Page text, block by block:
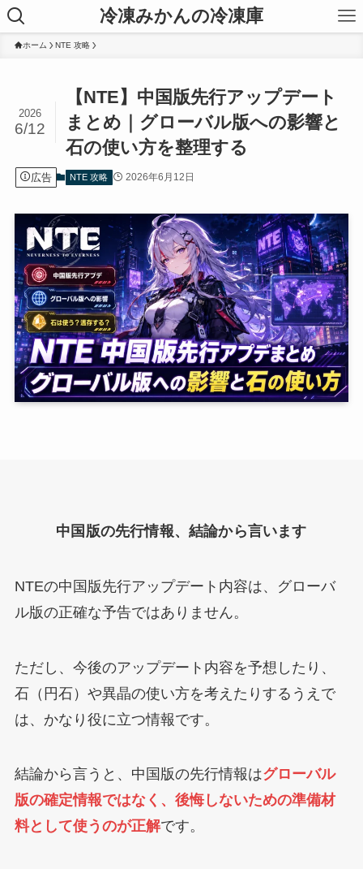
冷凍みかんの冷凍庫
ホーム NTE 攻略
【NTE】中国版先行アップデート
まとめ｜グローバル版への影響と
石の使い方を整理する
2026
6/12
広告 NTE 攻略 2026年6月12日
中国版の先行情報、結論から言います
NTEの中国版先行アップデート内容は、グローバ
ル版の正確な予告ではありません。
ただし、今後のアップデート内容を予想したり、
石（円石）や異晶の使い方を考えたりするうえで
は、かなり役に立つ情報です。
結論から言うと、中国版の先行情報はグローバル
版の確定情報ではなく、後悔しないための準備材
料として使うのが正解です。